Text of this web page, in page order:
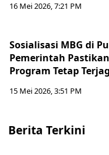
16 Mei 2026, 7:21 PM
Sosialisasi MBG di
Pemerintah
Program Tetap
15 Mei 2026, 3:51 PM
Berita Terkini